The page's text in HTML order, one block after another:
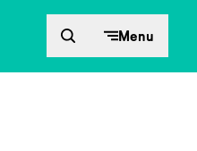
Menu